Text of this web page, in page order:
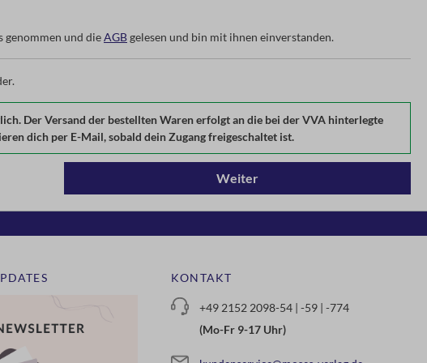
genommen und dieAGBgelesen und bin mit ihnen einverstanden.
Der Versand der bestellten Waren erfolgt an die bei der VVA hinterlegte
dich per E-Mail, sobald dein Zugang freigeschaltet ist.
Weiter
KONTAKT
+49 2152 2098-54 | -59 | -774
(Mo-Fr 9-17 Uhr)